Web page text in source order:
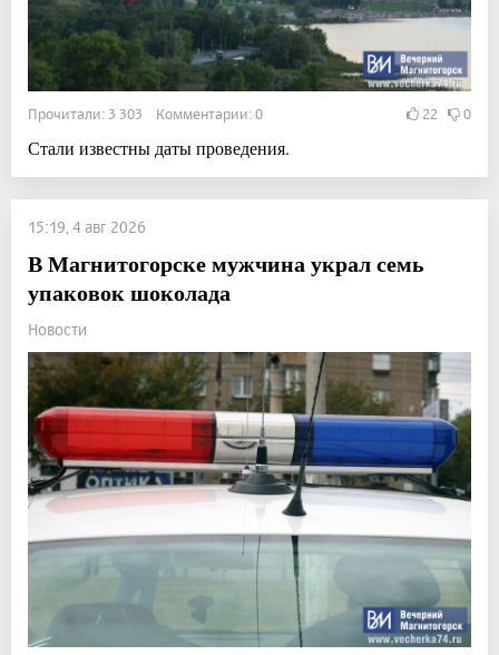
Прочитали: 3 303 Комментарии: 0 22 0
Стали известны даты проведения.
15:19, 4 авг 2026
В Магнитогорске мужчина украл семь
упаковок шоколада
Новости